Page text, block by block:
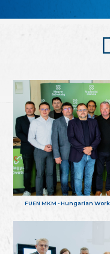
FUEN MKM - Hungarian